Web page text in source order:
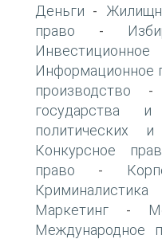
Деньги -
право -
Информационное
производство -
государства
политических
Конкурсное
право -
Криминалистика
Маркетинг -
Международное